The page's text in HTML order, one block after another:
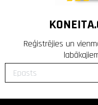
Reģistrējies un